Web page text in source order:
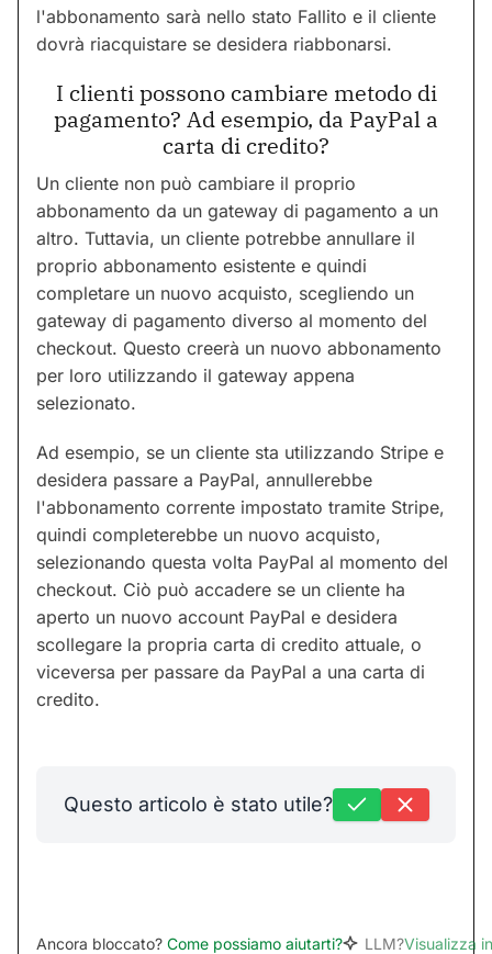
l'abbonamento sarà nello stato Fallito e il cliente
dovrà riacquistare se desidera riabbonarsi.
I clienti possono cambiare metodo di
pagamento? Ad esempio, da PayPal a
carta di credito?
Un cliente non può cambiare il proprio
abbonamento da un gateway di pagamento a un
altro. Tuttavia, un cliente potrebbe annullare il
proprio abbonamento esistente e quindi
completare un nuovo acquisto, scegliendo un
gateway di pagamento diverso al momento del
checkout. Questo creerà un nuovo abbonamento
per loro utilizzando il gateway appena
selezionato.
Ad esempio, se un cliente sta utilizzando Stripe e
desidera passare a PayPal, annullerebbe
l'abbonamento corrente impostato tramite Stripe,
quindi completerebbe un nuovo acquisto,
selezionando questa volta PayPal al momento del
checkout. Ciò può accadere se un cliente ha
aperto un nuovo account PayPal e desidera
scollegare la propria carta di credito attuale, o
viceversa per passare da PayPal a una carta di
credito.
Questo articolo è stato utile?
Ancora bloccato? Come possiamo aiutarti? LLM?Visualizza